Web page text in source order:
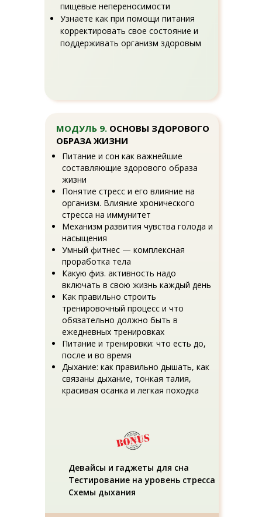
пищевые непереносимости
Узнаете как при помощи питания
корректировать свое состояние и
поддерживать организм здоровым
Питание и сон как важнейшие
составляющие здорового образа
жизни
Понятие стресс и его влияние на
организм. Влияние хронического
стресса на иммунитет
Механизм развития чувства голода и
насыщения
Умный фитнес — комплексная
проработка тела
Какую физ. активность надо
включать в свою жизнь каждый день
Как правильно строить
тренировочный процесс и что
обязательно должно быть в
ежедневных тренировках
Питание и тренировки: что есть до,
после и во время
Дыхание: как правильно дышать, как
связаны дыхание, тонкая талия,
красивая осанка и легкая походка
МОДУЛЬ 9. ОСНОВЫ ЗДОРОВОГО
ОБРАЗА ЖИЗНИ
Девайсы и гаджеты для сна
Тестирование на уровень стресса
Схемы дыхания